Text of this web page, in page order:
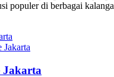
populer di berbagai
Jakarta
Jakarta